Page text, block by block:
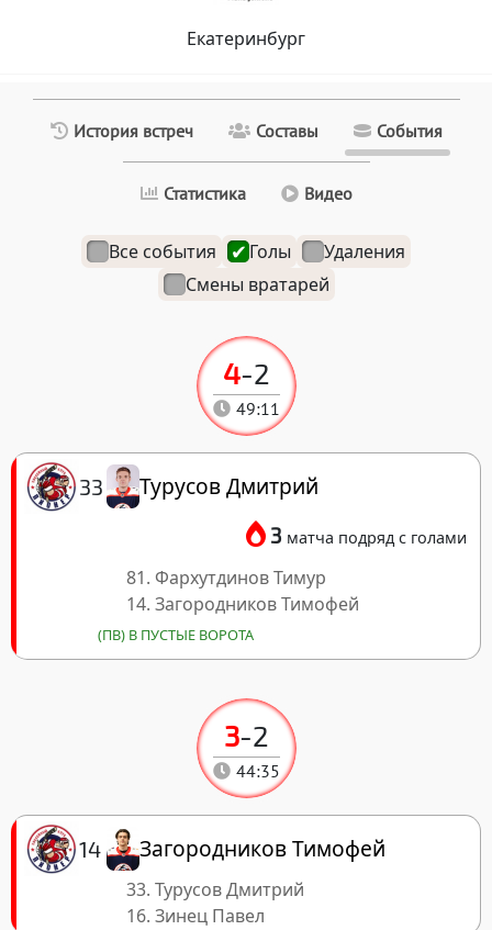
Екатеринбург
История встреч Составы События
Статистика Видео
Все события Голы
Удаления
Смены вратарей
3-2
44:35
14 Загородников Тимофей
33. Турусов Дмитрий
16. Зинец Павел
4-2
49:11
33 Турусов Дмитрий
3 матча подряд с голами
81. Фархутдинов Тимур
14. Загородников Тимофей
(ПВ) В ПУСТЫЕ ВОРОТА